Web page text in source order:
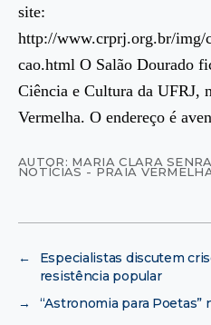
site:
http://www.crprj.org.br/
cao.html O Salão Dourado
Ciência e Cultura da UFRJ,
Vermelha. O endereço é
AUTOR: MARIA CLARA
NOTÍCIAS - PRAIA
←
Especialistas discutem
resistência popular
→
“Astronomia para Poetas”